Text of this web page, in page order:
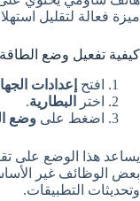
ميزة فعالة لتقليل
كيفية تفعيل وضع
افتح إعدادات
اختر
البطارية.
اضغط على وضع
يساعد هذا الوضع على
بعض الوظائف غير
وتحديثات التطبيقات.